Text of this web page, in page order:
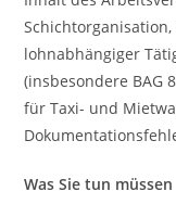
lohnabhängiger
(insbesondere BAG
für Taxi- und
Was Sie tun müssen